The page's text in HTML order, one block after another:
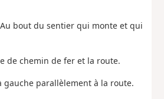
bout du sentier qui monte et qui
de chemin de fer et la route.
gauche parallèlement à la route.